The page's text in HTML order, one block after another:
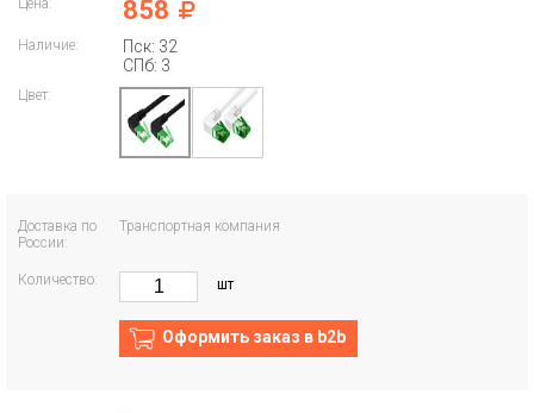
Цена: 858
Наличие:
Пск: 32
СПб: 3
Цвет:
Доставка по
России:
Транспортная компания
Количество: шт
Оформить заказ в b2b